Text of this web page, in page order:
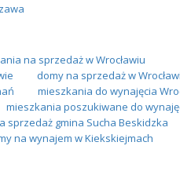
na sprzedaż w Wrocławiu
domy na sprzedaż w
mieszkania do wynajęcia
mieszkania poszukiwane do
sprzedaż gmina Sucha Beskidzka
na wynajem w Kiekskiejmach